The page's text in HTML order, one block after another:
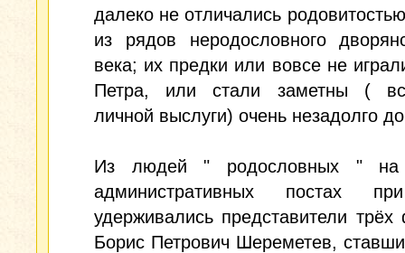
далеко не отличались
из рядов неродословного
века; их предки или вовсе не
Петра, или стали заметны (
личной выслуги) очень незадолго
Из людей " родословных " на
административных постах
удерживались представители
Борис Петрович Шереметев,